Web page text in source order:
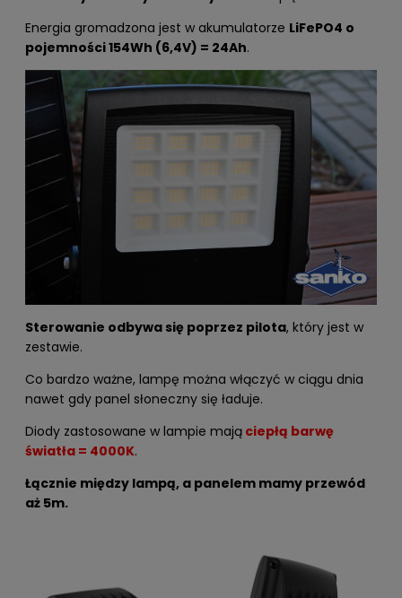
Energia gromadzona jest w akumulatorze LiFePO4 o
pojemności 154Wh (6,4V) = 24Ah.
Sterowanie odbywa się poprzez pilota, który jest w
zestawie.
Co bardzo ważne, lampę można włączyć w ciągu dnia
nawet gdy panel słoneczny się ładuje.
Diody zastosowane w lampie mają ciepłą barwę
światła = 4000K.
Łącznie między lampą, a panelem mamy przewód
aż 5m.